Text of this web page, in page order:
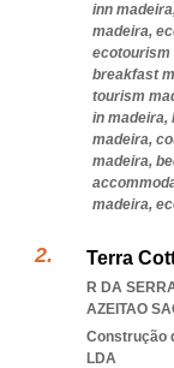
inn
madeira,
ecotourism
breakfast
tourism
in madeira,
madeira,
madeira,
madeira,
Terra
R DA
AZEITAO
Construção
LDA